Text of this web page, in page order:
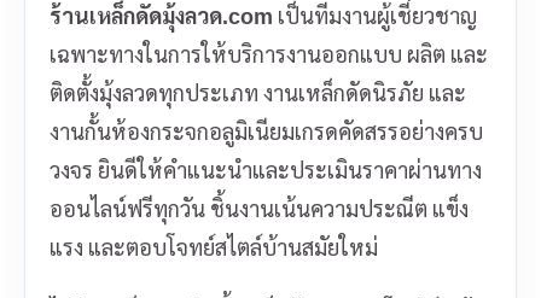
ร้านเหล็กดัดมุ้งลวด.com เป็นทีมงานผู้เชี่ยวชาญ
เฉพาะทางในการให้บริการงานออกแบบ ผลิต และ
ติดตั้งมุ้งลวดทุกประเภท งานเหล็กดัดนิรภัย และ
งานกั้นห้องกระจกอลูมิเนียมเกรดคัดสรรอย่างครบ
วงจร ยินดีให้คำแนะนำและประเมินราคาผ่านทาง
ออนไลน์ฟรีทุกวัน ชิ้นงานเน้นความประณีต แข็ง
แรง และตอบโจทย์สไตล์บ้านสมัยใหม่